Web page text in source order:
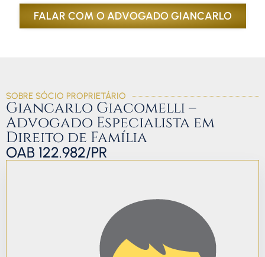
FALAR COM O ADVOGADO GIANCARLO
SOBRE SÓCIO PROPRIETÁRIO
Giancarlo Giacomelli –
Advogado Especialista em
Direito de Família
OAB 122.982/PR